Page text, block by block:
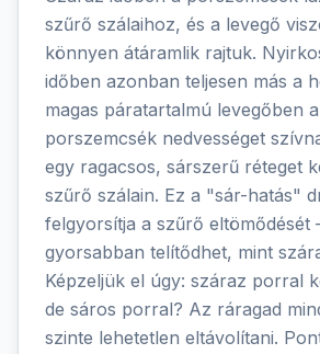
szűrő szálaihoz, és a levegő
könnyen átáramlik rajtuk.
időben azonban teljesen más a
magas páratartalmú levegőben
porszemcsék nedvességet
egy ragacsos, sárszerű réteget
szűrő szálain. Ez a "sár-hatás"
felgyorsítja a szűrő eltömődését
gyorsabban telítődhet, mint
Képzeljük el úgy: száraz porral
de sáros porral? Az ráragad
szinte lehetetlen eltávolítani.